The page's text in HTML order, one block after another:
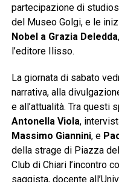
partecipazione di
del Museo Golgi, e le
Nobel a Grazia Deledda
l’editore Ilisso.
La giornata di sabato
narrativa, alla
e all’attualità. Tra questi
Antonella Viola,
Massimo Giannini, e
della strage di Piazza
Club di Chiari l’incontro
saggista, docente